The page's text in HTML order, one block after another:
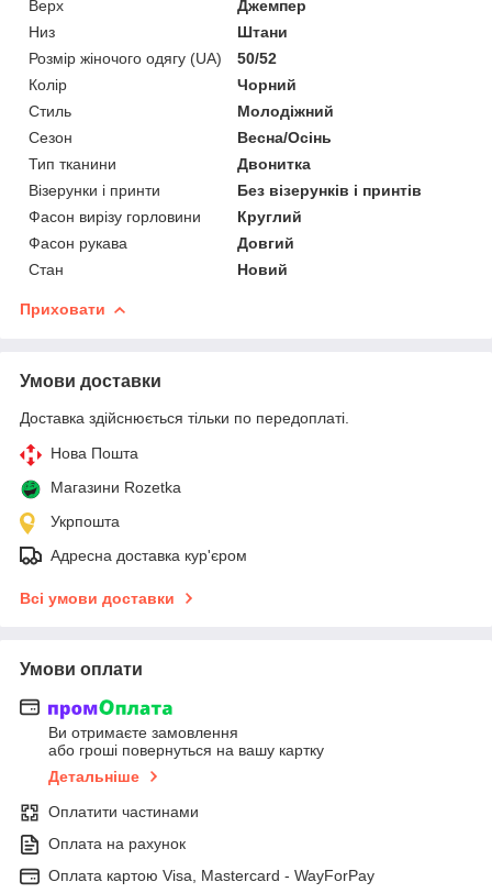
Верх
Джемпер
Низ
Штани
Розмір жіночого одягу (UA)
50/52
Колір
Чорний
Стиль
Молодіжний
Сезон
Весна/Осінь
Тип тканини
Двонитка
Візерунки і принти
Без візерунків і принтів
Фасон вирізу горловини
Круглий
Фасон рукава
Довгий
Стан
Новий
Приховати
Умови доставки
Доставка здійснюється тільки по передоплаті.
Нова Пошта
Магазини Rozetka
Укрпошта
Адресна доставка кур'єром
Всі умови доставки
Умови оплати
Ви отримаєте замовлення
або гроші повернуться на вашу картку
Детальніше
Оплатити частинами
Оплата на рахунок
Оплата картою Visa, Mastercard - WayForPay